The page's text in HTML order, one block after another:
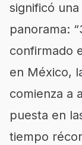
significó
panorama:
confirmado
en México,
comienza a
puesta en
tiempo